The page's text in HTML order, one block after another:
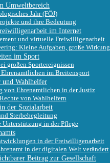
Umweltbereich
Jahr (FÖJ)
und ihre Bedeutung
im Internet
und virtuelle Freiwilligenarbeit
Kleine Aufgaben, große Wirkung
im Sport
großen Sportereignissen
im Breitensport
und Wahlhelfer
von Ehrenamtlichen in der Justiz
von Wahlhelfern
der Sozialarbeit
Sterbebegleitung
Unterstützung in der Pflege
in der Freiwilligenarbeit
in der digitalen Welt verändert
Beitrag zur Gesellschaft